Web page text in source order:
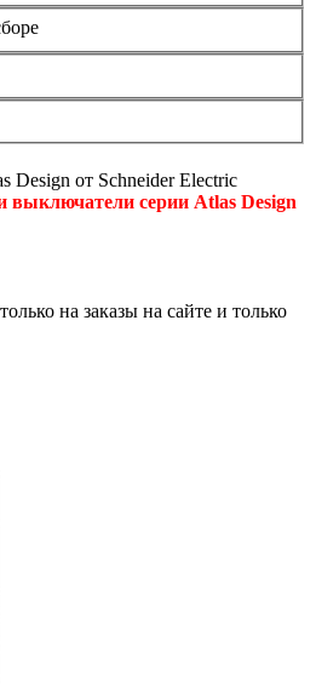
Design от Schneider Electric
выключатели серии Atlas Design
на заказы на сайте и только